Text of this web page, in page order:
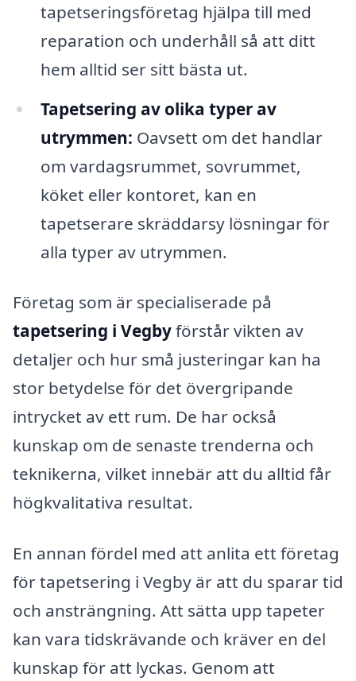
tapetseringsföretag hjälpa till med
reparation och underhåll så att ditt
hem alltid ser sitt bästa ut.
Tapetsering av olika typer av
utrymmen: Oavsett om det handlar
om vardagsrummet, sovrummet,
köket eller kontoret, kan en
tapetserare skräddarsy lösningar för
alla typer av utrymmen.
Företag som är specialiserade på
tapetsering i Vegbyförstår vikten av
detaljer och hur små justeringar kan ha
stor betydelse för det övergripande
intrycket av ett rum. De har också
kunskap om de senaste trenderna och
teknikerna, vilket innebär att du alltid får
högkvalitativa resultat.
En annan fördel med att anlita ett företag
för tapetsering i Vegby är att du sparar tid
och ansträngning. Att sätta upp tapeter
kan vara tidskrävande och kräver en del
kunskap för att lyckas. Genom att